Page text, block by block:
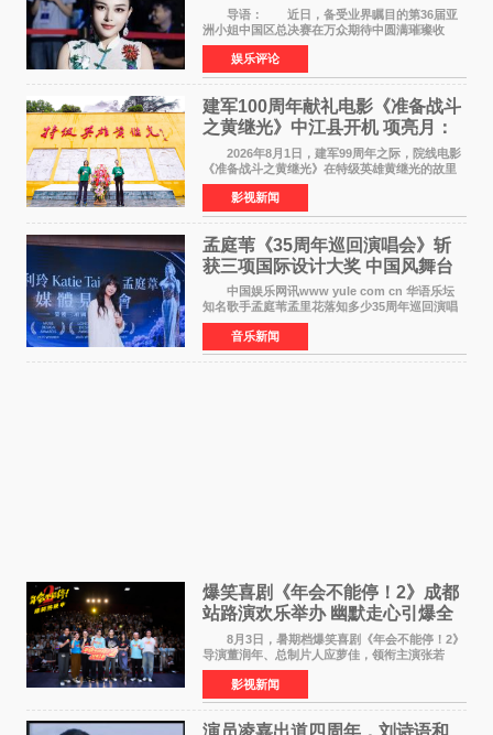
导语： 近日，备受业界瞩目的第36届亚
洲小姐中国区总决赛在万众期待中圆满璀璨收
官。整场盛典汇聚万千芳华，不仅完成了新一届
美丽代言人的加冕选拔，更在行业发展层面带来
颠覆性突破。活动
娱乐评论
建军100周年献礼电影《准备战斗
之黄继光》中江县开机 项亮月：
以光影为笔，书写英雄赞歌
2026年8月1日，建军99周年之际，院线电影
《准备战斗之黄继光》在特级英雄黄继光的故里
——四川省德阳市中江县黄继光出生地正式开
机。本片出品人、总制片人项亮月主持开机仪
式，&zwnj;特级英雄
影视新闻
孟庭苇《35周年巡回演唱会》斩
获三项国际设计大奖 中国风舞台
美学获全球认可
中国娱乐网讯www yule com cn 华语乐坛
知名歌手孟庭苇孟里花落知多少35周年巡回演唱
会再传喜讯。该演唱会先后荣获美国MUSE
Creative Awards白金奖（Platinum Winner）、
英国London Design
音乐新闻
爆笑喜剧《年会不能停！2》成都
站路演欢乐举办 幽默走心引爆全
场共鸣
8月3日，暑期档爆笑喜剧《年会不能停！2》
导演董润年、总制片人应萝佳，领衔主演张若
昀、白客，惊喜出演庄达菲，特别主演孙艺洲，
特别出演田雨，友情出演欧阳奋强出席成都路
演，与观众近距离互
影视新闻